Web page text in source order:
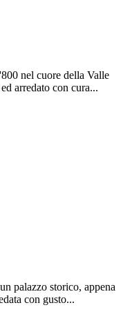
nel cuore della Valle
arredato con cura...
palazzo storico, appena
con gusto...